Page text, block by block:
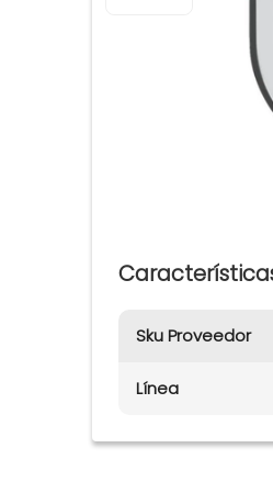
Sku Proveedor
Línea